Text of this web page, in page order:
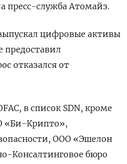
пресс-служба Атомайз.
цифровые активы
предоставил
отказался от
в список SDN, кроме
«Би-Крипто»,
ООО «Эшелон
Консалтинговое бюро